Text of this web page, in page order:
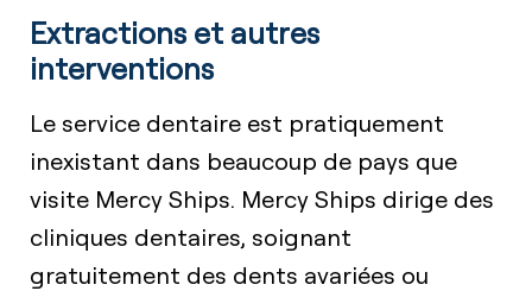
Extractions et autres
interventions
Le service dentaire est pratiquement
inexistant dans beaucoup de pays que
visite Mercy Ships. Mercy Ships dirige des
cliniques dentaires, soignant
gratuitement des dents avariées ou